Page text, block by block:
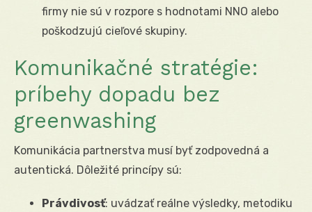
firmy nie sú v rozpore s hodnotami NNO alebo
poškodzujú cieľové skupiny.
Komunikačné stratégie:
príbehy dopadu bez
greenwashing
Komunikácia partnerstva musí byť zodpovedná a
autentická. Dôležité princípy sú:
Právdivosť: uvádzať reálne výsledky, metodiku